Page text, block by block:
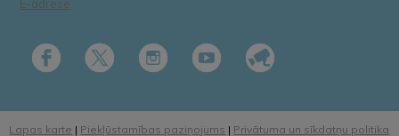
E-adrese
Lapas karte | Piekļūstamības paziņojums | Privātuma un sīkdatņu politika